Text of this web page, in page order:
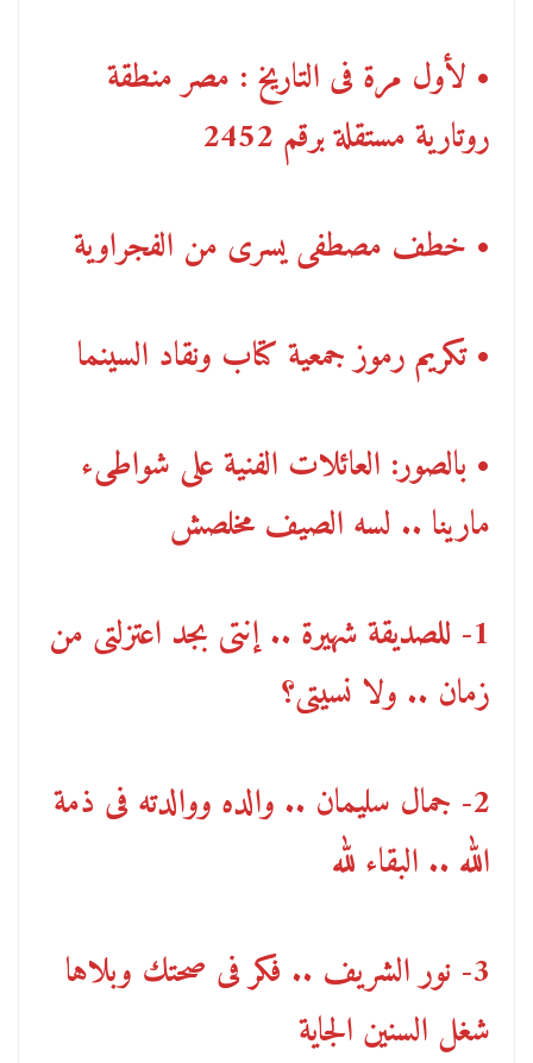
• لأول مرة فى التاريخ : مصر منطقة
روتارية مستقلة برقم 2452
• خطف مصطفى يسرى من الفجراوية
• تكريم رموز جمعية كتاب ونقاد السينما
• بالصور: العائلات الفنية على شواطىء
مارينا .. لسه الصيف مخلصش
1- للصديقة شهيرة .. إنتى بجد اعتزلتى من
زمان .. ولا نسيتى؟
2- جمال سليمان .. والده ووالدته فى ذمة
الله .. البقاء لله
3- نور الشريف .. فكر فى صحتك وبلاها
شغل السنين الجاية